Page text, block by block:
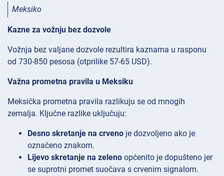
Meksiko
Kazne za vožnju bez dozvole
Vožnja bez valjane dozvole rezultira kaznama u rasponu
od 730-850 pesosa (otprilike 57-65 USD).
Važna prometna pravila u Meksiku
Meksička prometna pravila razlikuju se od mnogih
zemalja. Ključne razlike uključuju:
Desno skretanje na crveno je dozvoljeno ako je
označeno znakom.
Lijevo skretanje na zeleno općenito je dopušteno jer
se suprotni promet suočava s crvenim signalom.